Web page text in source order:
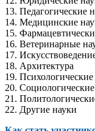
13. Педагогические
14. Медицинские
15.
16. Ветеринарные
17.
18. Архитектура
19. Психологические
20.
21.
22. Другие науки